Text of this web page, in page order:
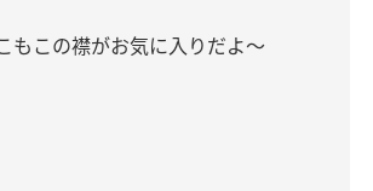
もこの襟がお気に入りだよ〜